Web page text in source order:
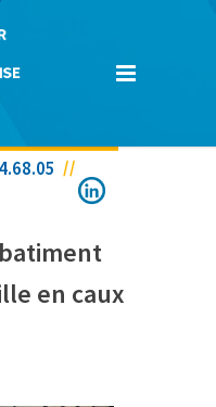
NAITE
en caux